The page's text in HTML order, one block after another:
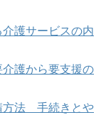
護サービスの内
護から要支援の
方法 手続きとや